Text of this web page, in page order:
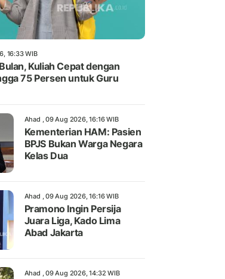
16:33 WIB
Kuliah Cepat dengan
75 Persen untuk Guru
Ahad , 09 Aug 2026, 16:16 WIB
Kementerian HAM: Pasien
BPJS Bukan Warga Negara
Kelas Dua
Ahad , 09 Aug 2026, 16:16 WIB
Pramono Ingin Persija
Juara Liga, Kado Lima
Abad Jakarta
Ahad , 09 Aug 2026, 14:32 WIB